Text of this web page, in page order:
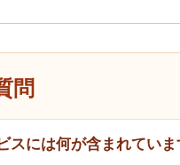
問
スには何が含まれていま